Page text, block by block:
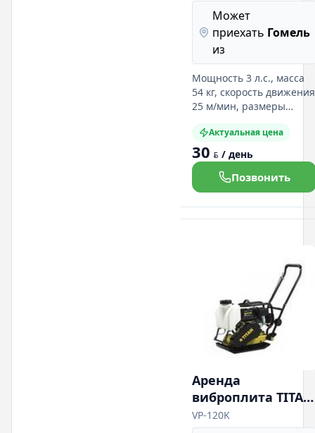
Может
приехать
из
Гомель
Мощность 3 л.с., масса
54 кг, скорость движения
25 м/мин, размеры
40х30 см
Актуальная цена
30 BYN / день
Позвонить
Аренда
виброплита TITAN
VP-120K
VP-120K